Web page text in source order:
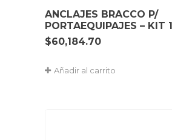
ANCLAJES BRACCO P/
PORTAEQUIPAJES – KIT
$60,184.70
Añadir al carrito